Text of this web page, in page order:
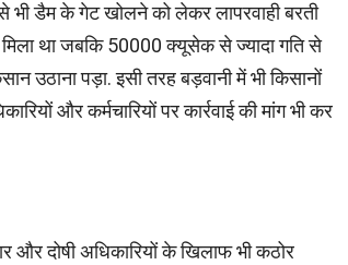
भी डैम के गेट खोलने को लेकर लापरवाही बरती
था जबकि 50000 क्यूसेक से ज्यादा गति से
उठाना पड़ा. इसी तरह बड़वानी में भी किसानों
और कर्मचारियों पर कार्रवाई की मांग भी कर
और दोषी अधिकारियों के खिलाफ भी कठोर